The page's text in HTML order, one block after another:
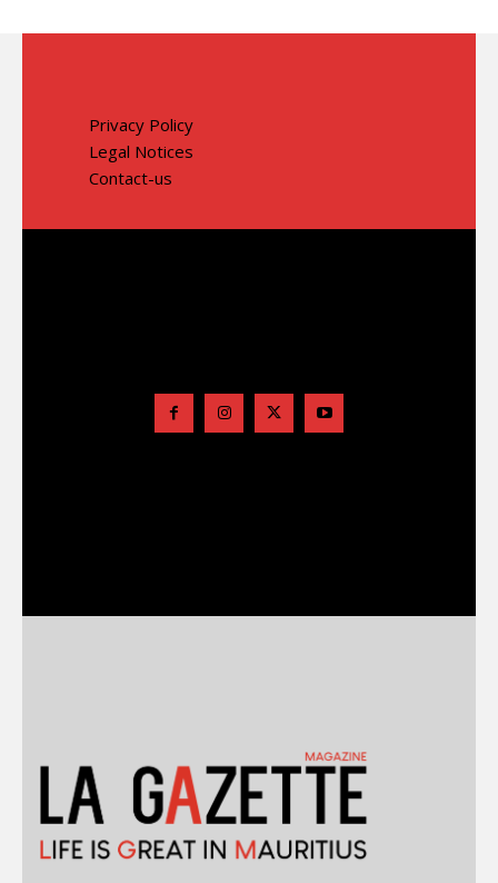
Privacy Policy
Legal Notices
Contact-us